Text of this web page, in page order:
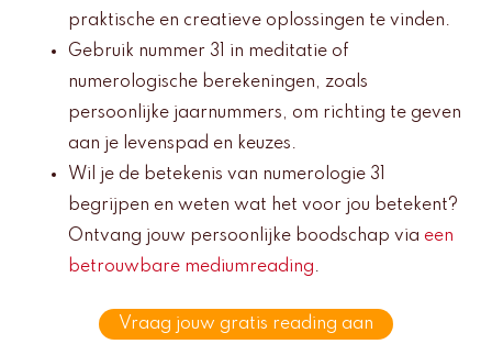
praktische en creatieve oplossingen te vinden.
Gebruik nummer 31 in meditatie of
numerologische berekeningen, zoals
persoonlijke jaarnummers, om richting te geven
aan je levenspad en keuzes.
Wil je de betekenis van numerologie 31
begrijpen en weten wat het voor jou betekent?
Ontvang jouw persoonlijke boodschap via een
betrouwbare mediumreading.
Vraag jouw gratis reading aan